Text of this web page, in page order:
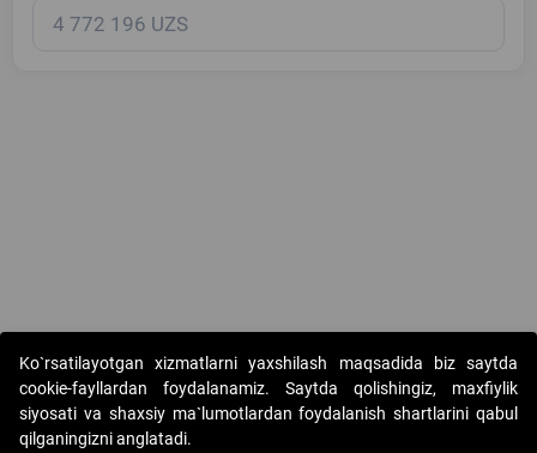
Copyright © 2017-2026. "Elektron onlayn-auksionlarni tashkil etish"
AJ. Barcha huquqlar himoyalangan
Ko`rsatilayotgan xizmatlarni yaxshilash maqsadida biz saytda
cookie-fayllardan foydalanamiz. Saytda qolishingiz, maxfiylik
siyosati va shaxsiy ma`lumotlardan foydalanish shartlarini qabul
qilganingizni anglatadi.